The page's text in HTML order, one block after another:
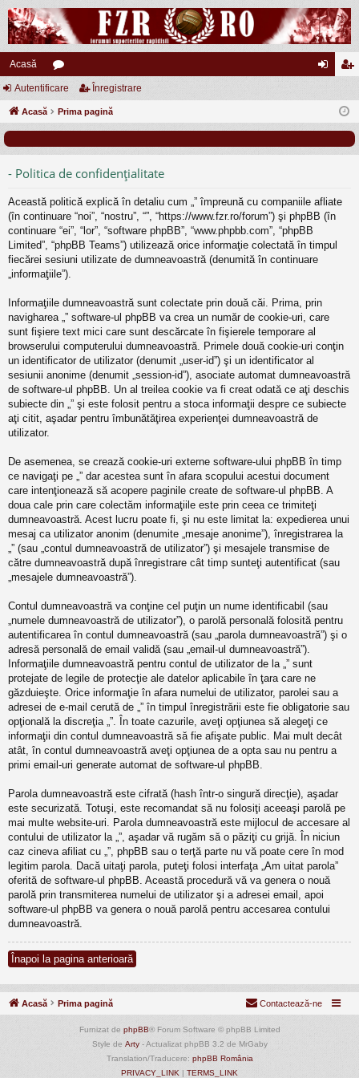
Acasă
or
u eg
Autentificare Înregistrare
Acasă Prima pagină
- Politica de confidenţialitate
Această politică explică în detaliu cum „” împreună cu companiile afliate
(în continuare “noi”, “nostru”, “”, “https://www.fzr.ro/forum”) şi phpBB (în
continuare “ei”, “lor”, “software phpBB”, “www.phpbb.com”, “phpBB
Limited”, “phpBB Teams”) utilizează orice informaţie colectată în timpul
fiecărei sesiuni utilizate de dumneavoastră (denumită în continuare
„informaţiile”).
Informaţiile dumneavoastră sunt colectate prin două căi. Prima, prin
navigharea „” software-ul phpBB va crea un număr de cookie-uri, care
sunt fişiere text mici care sunt descărcate în fişierele temporare al
browserului computerului dumneavoastră. Primele două cookie-uri conţin
un identificator de utilizator (denumit „user-id”) şi un identificator al
sesiunii anonime (denumit „session-id”), asociate automat dumneavoastră
de software-ul phpBB. Un al treilea cookie va fi creat odată ce aţi deschis
subiecte din „” şi este folosit pentru a stoca informaţii despre ce subiecte
aţi citit, aşadar pentru îmbunătăţirea experienţei dumneavoastră de
utilizator.
De asemenea, se crează cookie-uri externe software-ului phpBB în timp
ce navigaţi pe „” dar acestea sunt în afara scopului acestui document
care intenţionează să acopere paginile create de software-ul phpBB. A
doua cale prin care colectăm informaţiile este prin ceea ce trimiteţi
dumneavoastră. Acest lucru poate fi, şi nu este limitat la: expedierea unui
mesaj ca utilizator anonim (denumite „mesaje anonime”), înregistrarea la
„” (sau „contul dumneavoastră de utilizator”) şi mesajele transmise de
către dumneavoastră după înregistrare cât timp sunteţi autentificat (sau
„mesajele dumneavoastră”).
Contul dumneavoastră va conţine cel puţin un nume identificabil (sau
„numele dumneavoastră de utilizator”), o parolă personală folosită pentru
autentificarea în contul dumneavoastră (sau „parola dumneavoastră”) şi o
adresă personală de email validă (sau „email-ul dumneavoastră”).
Informaţiile dumneavoastră pentru contul de utilizator de la „” sunt
protejate de legile de protecţie ale datelor aplicabile în ţara care ne
găzduieşte. Orice informaţie în afara numelui de utilizator, parolei sau a
adresei de e-mail cerută de „” în timpul înregistrării este fie obligatorie sau
opţională la discreţia „”. În toate cazurile, aveţi opţiunea să alegeţi ce
informaţii din contul dumneavoastră să fie afişate public. Mai mult decât
atât, în contul dumneavoastră aveţi opţiunea de a opta sau nu pentru a
primi email-uri generate automat de software-ul phpBB.
Parola dumneavoastră este cifrată (hash într-o singură direcţie), aşadar
este securizată. Totuşi, este recomandat să nu folosiţi aceeaşi parolă pe
mai multe website-uri. Parola dumneavoastră este mijlocul de accesare al
contului de utilizator la „”, aşadar vă rugăm să o păziţi cu grijă. În niciun
caz cineva afiliat cu „”, phpBB sau o terţă parte nu vă poate cere în mod
legitim parola. Dacă uitaţi parola, puteţi folosi interfaţa „Am uitat parola”
oferită de software-ul phpBB. Această procedură vă va genera o nouă
parolă prin transmiterea numelui de utilizator şi a adresei email, apoi
software-ul phpBB va genera o nouă parolă pentru accesarea contului
dumneavoastră.
Înapoi la pagina anterioară
Acasă Prima pagină Contactează-ne
Furnizat de phpBB® Forum Software © phpBB Limited
Style de Arty- Actualizat phpBB 3.2 de MrGaby
Translation/Traducere: phpBB România
PRIVACY_LINK | TERMS_LINK